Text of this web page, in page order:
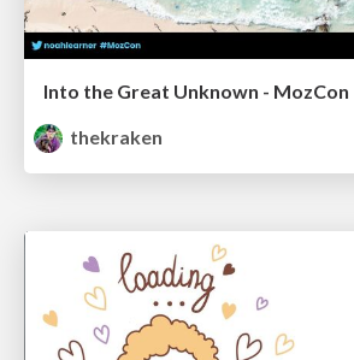
Into the Great Unknown - MozCon
thekraken